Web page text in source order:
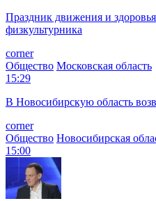
Праздник движения и
физкультурника
corner
Общество Московская область
15:29
В Новосибирскую область
corner
Общество Новосибирская
15:00